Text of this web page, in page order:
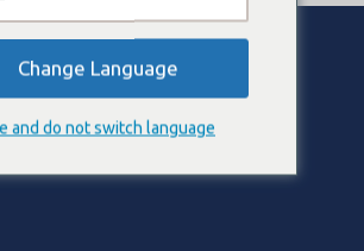
Change Language
and do not switch language